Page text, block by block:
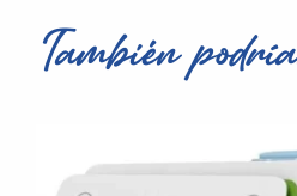
También